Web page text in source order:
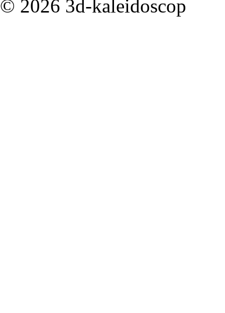
© 2026 3d-kaleidoscop